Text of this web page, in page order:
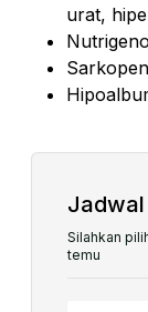
urat,
Jadwal
Silahkan
temu